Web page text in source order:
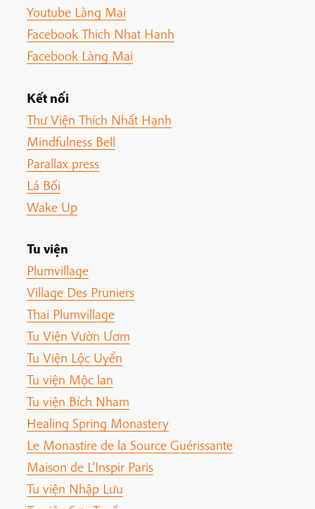
Youtube Làng Mai
Facebook Thich Nhat Hanh
Facebook Làng Mai
Kết nối
Thư Viện Thích Nhất Hạnh
Mindfulness Bell
Parallax press
Lá Bối
Wake Up
Tu viện
Plumvillage
Village Des Pruniers
Thai Plumvillage
Tu Viện Vườn Ươm
Tu Viện Lộc Uyển
Tu viện Mộc lan
Tu viện Bích Nham
Healing Spring Monastery
Le Monastire de la Source Guérissante
Maison de L'Inspir Paris
Tu viện Nhập Lưu